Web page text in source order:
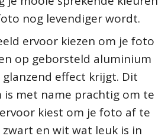
nog levendiger wordt.
ervoor kiezen om je foto
op geborsteld aluminium
effect krijgt. Dit
met name prachtig om te
kiest om je foto af te
en wit wat leuk is in